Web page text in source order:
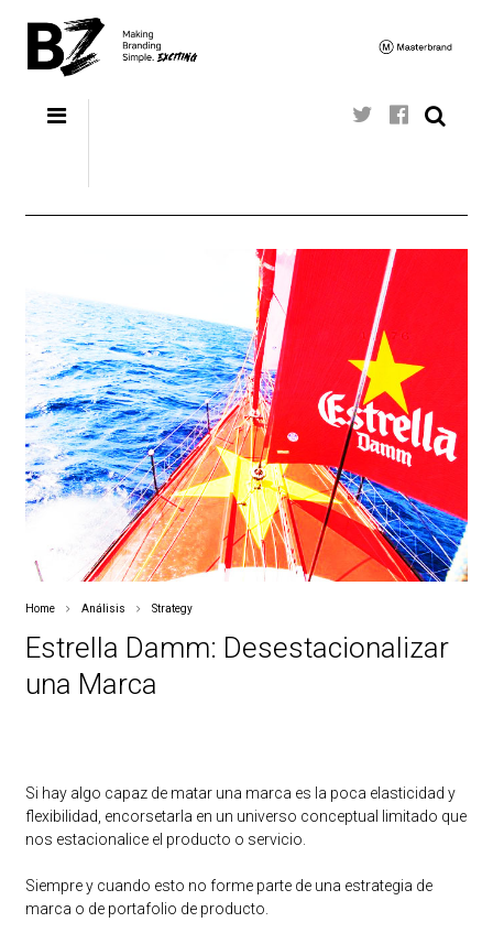
Home Análisis Strategy
Estrella Damm: Desestacionalizar
una Marca
Si hay algo capaz de matar una marca es la poca elasticidad y
flexibilidad, encorsetarla en un universo conceptual limitado que
nos estacionalice el producto o servicio.
Siempre y cuando esto no forme parte de una estrategia de
marca o de portafolio de producto.